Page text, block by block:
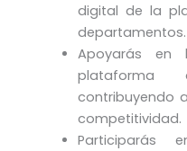
digital de la
departamentos.
Apoyarás
plataforma
contribuyendo
competitividad.
Participarás